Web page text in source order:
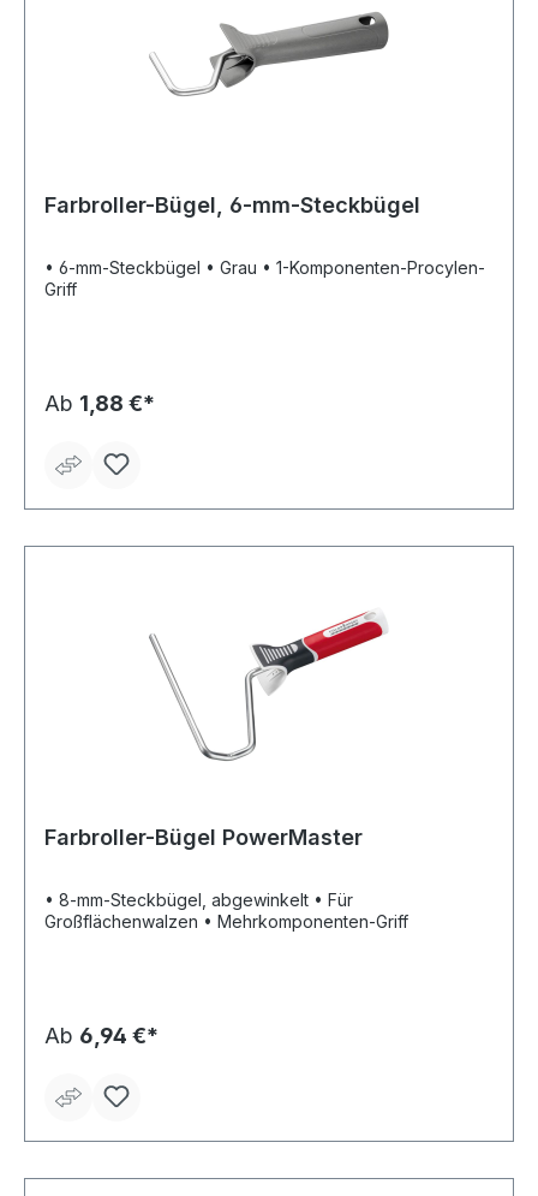
Farbroller-Bügel, 6-mm-Steckbügel
• 6-mm-Steckbügel • Grau • 1-Komponenten-Procylen-
Griff
Ab 1,88 €*
Farbroller-Bügel PowerMaster
• 8-mm-Steckbügel, abgewinkelt • Für
Großflächenwalzen • Mehrkomponenten-Griff
Ab 6,94 €*